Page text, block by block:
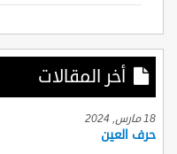
أخر المقالات
18 مارس, 2024
حرف العين